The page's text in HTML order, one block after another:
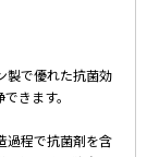
製で優れた抗菌効
きます。
過程で抗菌剤を含